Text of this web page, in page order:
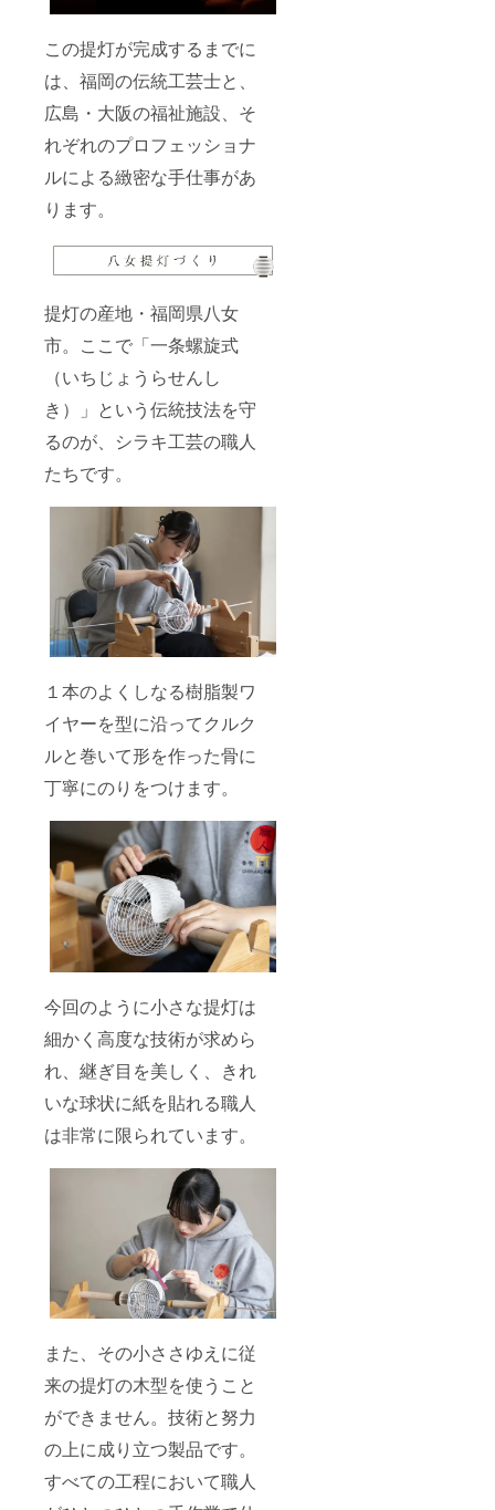
この提灯が完成するまでに
は、福岡の伝統工芸士と、
広島・大阪の福祉施設、そ
れぞれのプロフェッショナ
ルによる緻密な手仕事があ
ります。
提灯の産地・福岡県八女
市。ここで「一条螺旋式
（いちじょうらせんし
き）」という伝統技法を守
るのが、シラキ工芸の職人
たちです。
１本のよくしなる樹脂製ワ
イヤーを型に沿ってクルク
ルと巻いて形を作った骨に
丁寧にのりをつけます。
今回のように小さな提灯は
細かく高度な技術が求めら
れ、継ぎ目を美しく、きれ
いな球状に紙を貼れる職人
は非常に限られています。
また、その小ささゆえに従
来の提灯の木型を使うこと
ができません。技術と努力
の上に成り立つ製品です。
すべての工程において職人